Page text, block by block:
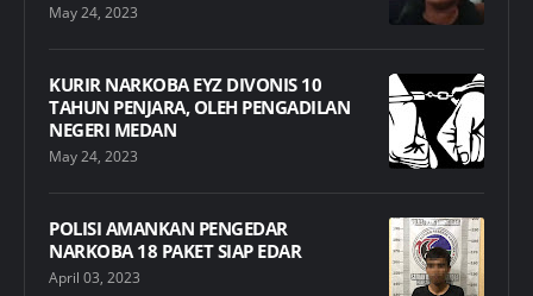
May 24, 2023
KURIR NARKOBA EYZ DIVONIS 10
TAHUN PENJARA, OLEH PENGADILAN
NEGERI MEDAN
May 24, 2023
POLISI AMANKAN PENGEDAR
NARKOBA 18 PAKET SIAP EDAR
April 03, 2023